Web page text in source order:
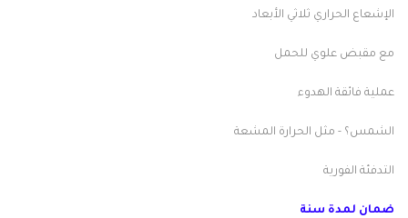
الإشعاع الحراري ثلاثي الأبعاد
مع مقبض علوي للحمل
عملية فائقة الهدوء
الشمس؟ - مثل الحرارة المشعة
التدفئة الفورية
ضمان لمدة سنة